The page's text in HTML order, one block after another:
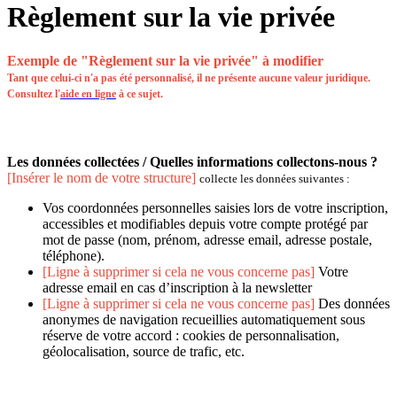
Règlement sur la vie privée
Exemple de "Règlement sur la vie privée" à modifier
Tant que celui-ci n'a pas été personnalisé, il ne présente aucune valeur juridique.
Consultez l'aide en ligne à ce sujet.
Les données collectées / Quelles informations collectons-nous ?
[Insérer le nom de votre structure] collecte les données suivantes :
Vos coordonnées personnelles saisies lors de votre inscription,
accessibles et modifiables depuis votre compte protégé par
mot de passe (nom, prénom, adresse email, adresse postale,
téléphone).
[Ligne à supprimer si cela ne vous concerne pas] Votre
adresse email en cas d’inscription à la newsletter
[Ligne à supprimer si cela ne vous concerne pas] Des données
anonymes de navigation recueillies automatiquement sous
réserve de votre accord : cookies de personnalisation,
géolocalisation, source de trafic, etc.